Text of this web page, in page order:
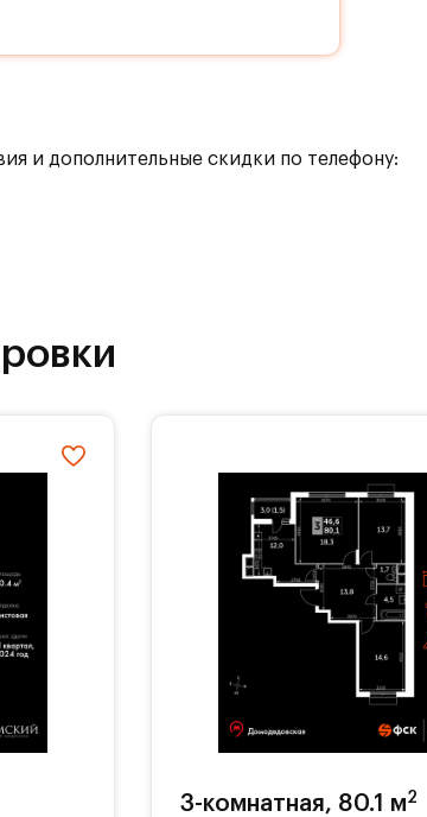
ощущение особого места. Кладовые
осуществляется на современном
отличает неспешность. В самом деле,
кафе станут
посиделок с друзьями.
и дополнительные скидки по телефону:
3-комнатная, 80.1 м2